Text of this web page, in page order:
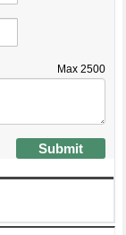
Max 2500
Submit